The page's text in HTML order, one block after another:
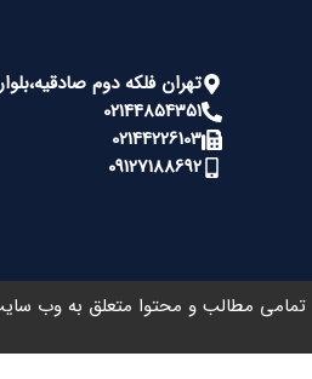
تهران فلکه دوم
02144854351
02144226103
09127188692
تمامی مطالب و محتوا متعلق به وب